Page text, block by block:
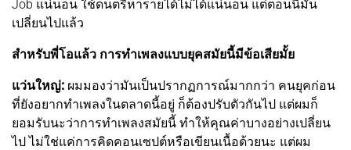
Job แน่นอน ใช้ดนตรีหารายได้ไม่ได้แน่นอน แต่ตอนนี้มัน
เปลี่ยนไปแล้ว
สำหรับพี่โอแล้ว การทำเพลงแบบยุคสมัยนี้มีข้อเสียมั้ย
แว่นใหญ่: ผมมองว่ามันเป็นปรากฏการณ์มากกว่า คนยุคก่อน
ที่ยังอยากทำเพลงในตลาดนี้อยู่ ก็ต้องปรับตัวกันไป แต่ผมก็
ยอมรับนะว่าการทำเพลงสมัยนี้ ทำให้คุณค่าบางอย่างเปลี่ยน
ไป ไม่ใช่แค่การคิดคอนเซปต์หรือเขียนเนื้อด้วยนะ แต่ผม